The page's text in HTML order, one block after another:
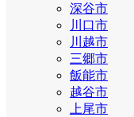
深谷市
川口市
川越市
三郷市
飯能市
越谷市
上尾市